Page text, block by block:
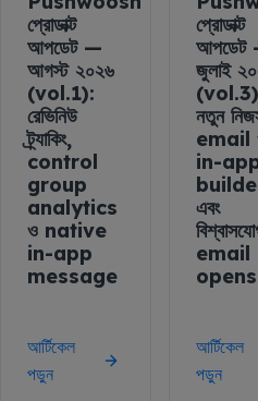
প্রোডাক্ট
আপডেট —
আগস্ট ২০২৬
(vol.1):
রেভিনিউ
ট্র্যাকিং,
control
group
analytics
ও native
in-app
message
আর্টিকেল
পড়ুন
প্রোডাক্ট
আপডেট
জুলাই
নতুন
email
in-
এবং
email
opens
আর্টিকেল
পড়ুন